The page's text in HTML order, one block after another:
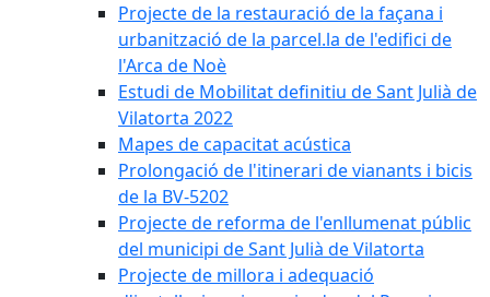
Projecte de la restauració de la façana i
urbanització de la parcel.la de l'edifici de
l'Arca de Noè
Estudi de Mobilitat definitiu de Sant Julià de
Vilatorta 2022
Mapes de capacitat acústica
Prolongació de l'itinerari de vianants i bicis
de la BV-5202
Projecte de reforma de l'enllumenat públic
del municipi de Sant Julià de Vilatorta
Projecte de millora i adequació